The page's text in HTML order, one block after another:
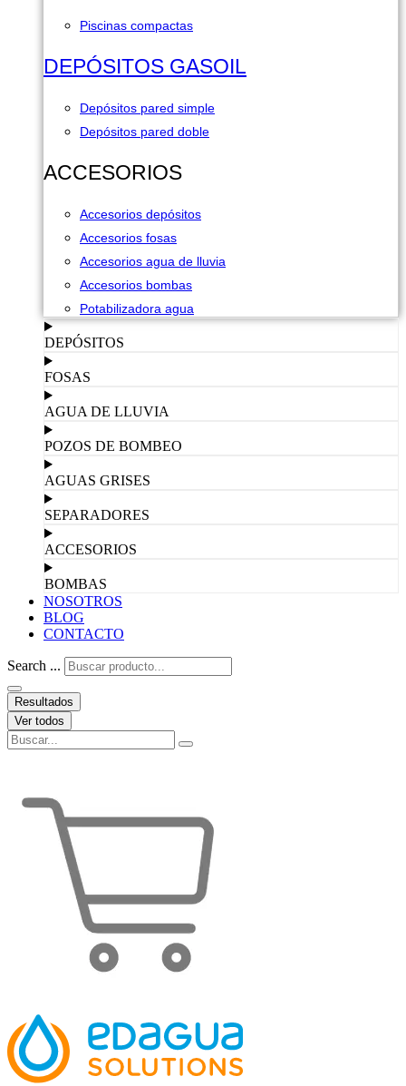
Piscinas compactas
DEPÓSITOS GASOIL
Depósitos pared simple
Depósitos pared doble
ACCESORIOS
Accesorios depósitos
Accesorios fosas
Accesorios agua de lluvia
Accesorios bombas
Potabilizadora agua
DEPÓSITOS
FOSAS
AGUA DE LLUVIA
POZOS DE BOMBEO
AGUAS GRISES
SEPARADORES
ACCESORIOS
BOMBAS
NOSOTROS
BLOG
CONTACTO
Search ...
Resultados
Ver todos